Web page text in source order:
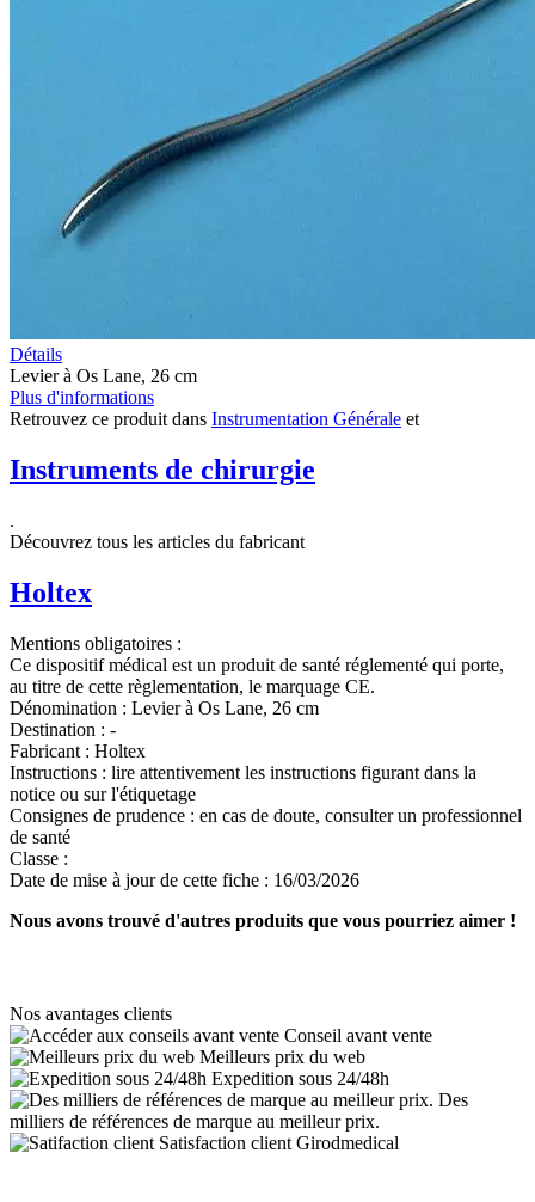
Détails
Levier à Os Lane, 26 cm
Plus d'informations
Retrouvez ce produit dans Instrumentation Générale et
Instruments de chirurgie
.
Découvrez tous les articles du fabricant
Holtex
Mentions obligatoires :
Ce dispositif médical est un produit de santé réglementé qui porte,
au titre de cette règlementation, le marquage CE.
Dénomination : Levier à Os Lane, 26 cm
Destination : -
Fabricant : Holtex
Instructions : lire attentivement les instructions figurant dans la
notice ou sur l'étiquetage
Consignes de prudence : en cas de doute, consulter un professionnel
de santé
Classe :
Date de mise à jour de cette fiche : 16/03/2026
Nous avons trouvé d'autres produits que vous pourriez aimer !
Nos avantages clients
Conseil avant vente
Meilleurs prix du web
Expedition sous 24/48h
Des
milliers de références de marque au meilleur prix.
Satisfaction client Girodmedical